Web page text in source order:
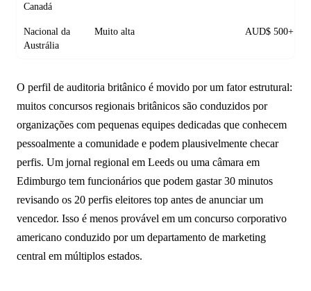
Canadá
Nacional da
Austrália
Muito alta AUD$ 500+
O perfil de auditoria britânico é movido por um fator estrutural:
muitos concursos regionais britânicos são conduzidos por
organizações com pequenas equipes dedicadas que conhecem
pessoalmente a comunidade e podem plausivelmente checar
perfis. Um jornal regional em Leeds ou uma câmara em
Edimburgo tem funcionários que podem gastar 30 minutos
revisando os 20 perfis eleitores top antes de anunciar um
vencedor. Isso é menos provável em um concurso corporativo
americano conduzido por um departamento de marketing
central em múltiplos estados.